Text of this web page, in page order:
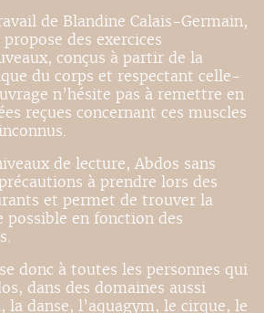
de Blandine Calais-Germain,
des exercices
conçus à partir de la
du corps et respectant celle-
n’hésite pas à remettre en
reçues concernant ces muscles
de lecture, Abdos sans
à prendre lors des
et permet de trouver la
en fonction des
donc à toutes les personnes qui
dans des domaines aussi
la danse, l’aquagym, le cirque, le